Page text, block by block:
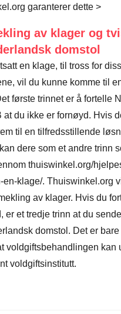
garanterer dette >
av klager og
domstol
en klage, til tross for
vil du kunne komme til
første trinnet er å fortelle
at du ikke er fornøyd. Hvis
til en tilfredsstillende
dere som et andre trinn
thuiswinkel.org/
en-klage/. Thuiswinkel.org
av klager. Hvis du
er et tredje trinn at du
domstol. Det er
voldgiftsbehandlingen kan
voldgiftsinstitutt.